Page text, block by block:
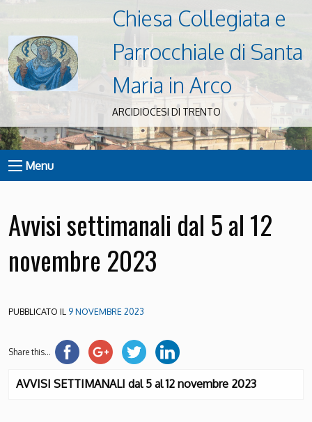
Chiesa Collegiata e
Parrocchiale di Santa
Maria in Arco
ARCIDIOCESI DI TRENTO
Menu
Avvisi settimanali dal 5 al 12
novembre 2023
PUBBLICATO IL 9 NOVEMBRE 2023
Share this...
AVVISI SETTIMANALI dal 5 al 12 novembre 2023